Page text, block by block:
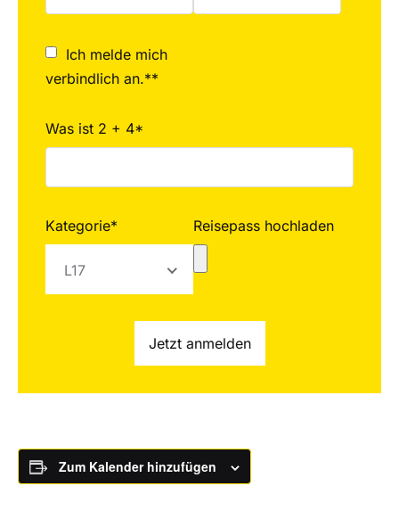
Ich melde mich
verbindlich an.**
Was ist 2 + 4*
Kategorie*
L17
Reisepass hochladen
Zum Kalender hinzufügen